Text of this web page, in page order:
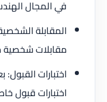
في المجال
المقابلة
مقابلات شخصية
اختبارات
اختبارات قبول